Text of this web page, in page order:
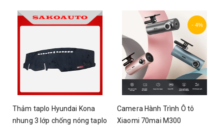
Thảm taplo Hyundai Kona
nhung 3 lớp chống nóng taplo
- 4%
Camera Hành Trình Ô tô
Xiaomi 70mai M300